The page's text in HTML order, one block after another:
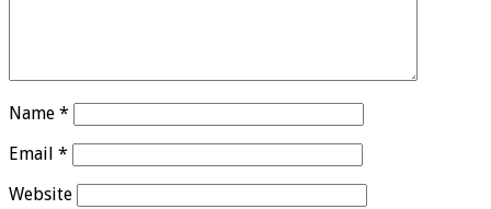
Name *
Email *
Website